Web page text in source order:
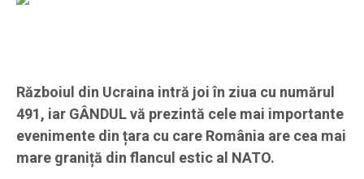
Războiul din Ucraina intră joi în ziua cu numărul
491, iar GÂNDUL vă prezintă cele mai importante
evenimente din țara cu care România are cea mai
mare graniță din flancul estic al NATO.